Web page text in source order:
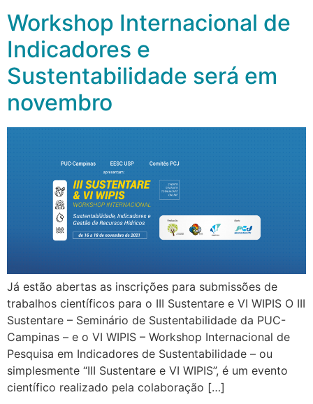
Workshop Internacional de
Indicadores e
Sustentabilidade será em
novembro
Já estão abertas as inscrições para submissões de
trabalhos científicos para o III Sustentare e VI WIPIS O III
Sustentare – Seminário de Sustentabilidade da PUC-
Campinas – e o VI WIPIS – Workshop Internacional de
Pesquisa em Indicadores de Sustentabilidade – ou
simplesmente “III Sustentare e VI WIPIS”, é um evento
científico realizado pela colaboração […]